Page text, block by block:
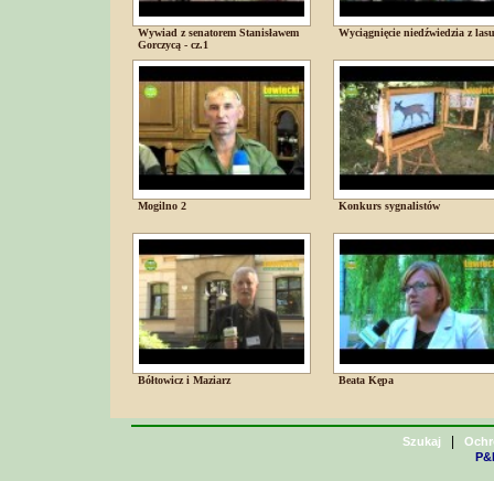
Wywiad z senatorem Stanisławem
Gorczycą - cz.1
Wyciągnięcie niedźwiedzia z lasu
Mogilno 2 Konkurs sygnalistów
Bółtowicz i Maziarz Beata Kępa
Szukaj |